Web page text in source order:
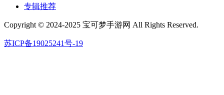
专辑推荐
Copyright © 2024-2025 宝可梦手游网 All Rights Reserved.
苏ICP备19025241号-19